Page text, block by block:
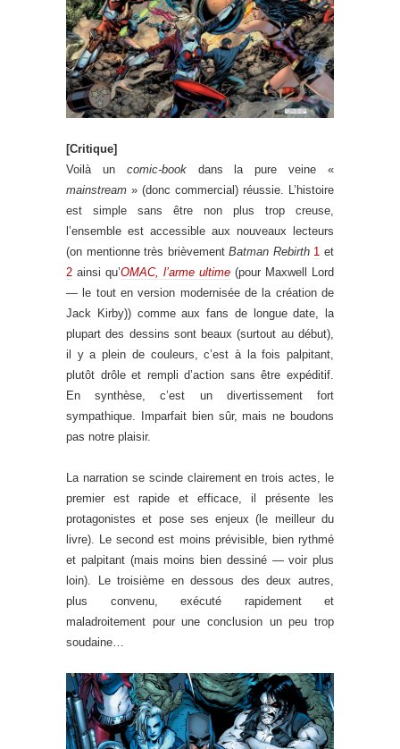
[Critique]
Voilà un comic-bookdans la pure veine «
mainstream » (donc commercial) réussie. L’histoire
est simple sans être non plus trop creuse,
l’ensemble est accessible aux nouveaux lecteurs
(on mentionne très brièvementBatman Rebirth 1 et
2 ainsi qu’OMAC, l’arme ultime (pour Maxwell Lord
— le tout en version modernisée de la création de
Jack Kirby)) comme aux fans de longue date, la
plupart des dessins sont beaux (surtout au début),
il y a plein de couleurs, c’est à la fois palpitant,
plutôt drôle et rempli d’action sans être expéditif.
En synthèse, c’est un divertissement fort
sympathique. Imparfait bien sûr, mais ne boudons
pas notre plaisir.
La narration se scinde clairement en trois actes, le
premier est rapide et efficace, il présente les
protagonistes et pose ses enjeux (le meilleur du
livre). Le second est moins prévisible, bien rythmé
et palpitant (mais moins bien dessiné — voir plus
loin). Le troisième en dessous des deux autres,
plus convenu, exécuté rapidement et
maladroitement pour une conclusion un peu trop
soudaine…